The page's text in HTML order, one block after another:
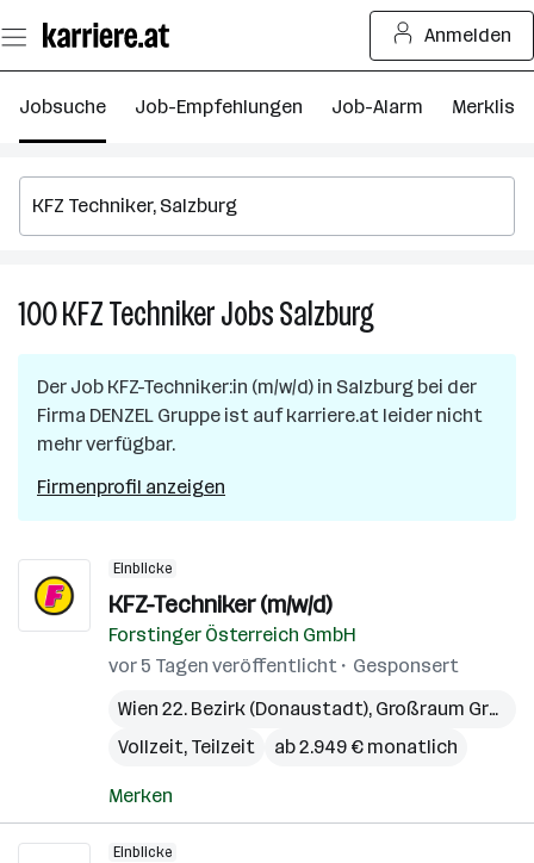
Seiteninhalt
springen
Anmelden
Jobsuche Job-Empfehlungen Job-Alarm Merkliste
100KFZ TechnikerJobsSalzburg100
KFZ
Jobs
in
Der Job KFZ-Techniker:in (m/w/d) in Salzburg bei der
Firma DENZEL Gruppe ist auf karriere.at leider nicht
mehr verfügbar.
Firmenprofil anzeigen
Einblicke
KFZ-Techniker (m/w/d)
Forstinger Österreich GmbH
vor 5 Tagen veröffentlicht
Gesponsert
Wien 22. Bezirk (Donaustadt), Großraum Graz
Vollzeit, Teilzeit
ab 2.949 € monatlich
Merken
Einblicke